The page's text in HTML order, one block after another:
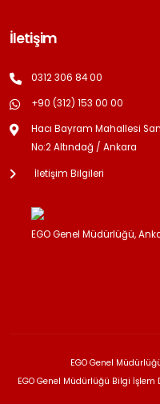
İletişim
0312 306 84 00
+90 (312) 153 00 00
Hacı Bayram Mahallesi
No:2 Altındağ / Ankara
İletişim Bilgileri
EGO Genel Müdürlüğü,
EGO Genel
EGO Genel Müdürlüğü Bilgi